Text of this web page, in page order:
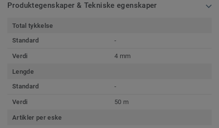
Produktegenskaper & Tekniske egenskaper
Total tykkelse
Standard
-
Verdi 4 mm
Lengde
Standard
-
Verdi 50 m
Artikler per eske